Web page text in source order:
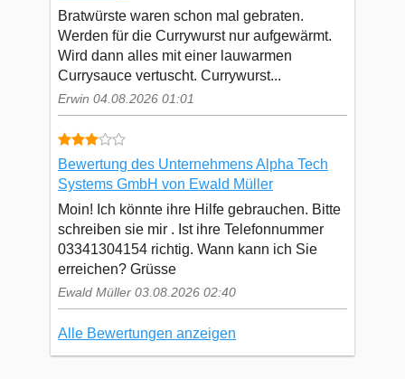
Bratwürste waren schon mal gebraten.
Werden für die Currywurst nur aufgewärmt.
Wird dann alles mit einer lauwarmen
Currysauce vertuscht. Currywurst...
Erwin 04.08.2026 01:01
Bewertung des Unternehmens Alpha Tech
Systems GmbH von Ewald Müller
Moin! Ich könnte ihre Hilfe gebrauchen. Bitte
schreiben sie mir . Ist ihre Telefonnummer
03341304154 richtig. Wann kann ich Sie
erreichen? Grüsse
Ewald Müller 03.08.2026 02:40
Alle Bewertungen anzeigen